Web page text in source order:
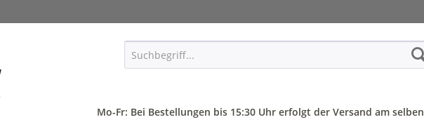
Mo-Fr: Bei Bestellungen bis 15:30 Uhr erfolgt der Versand am